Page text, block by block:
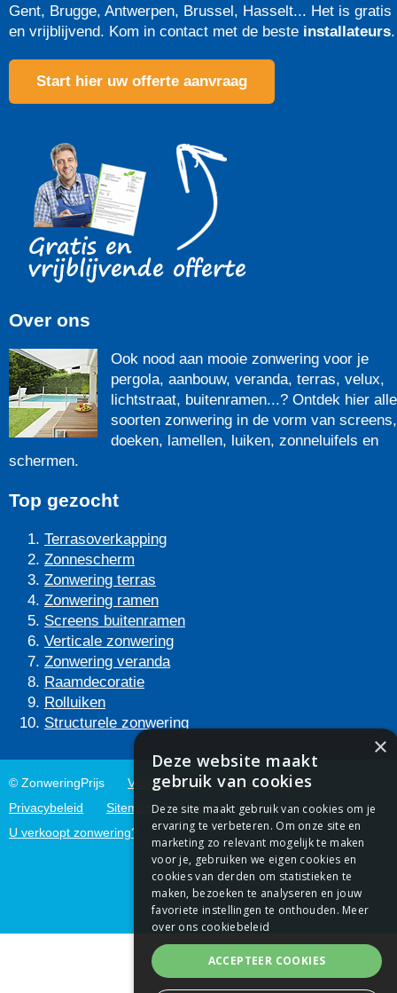
Gent, Brugge, Antwerpen, Brussel, Hasselt... Het is gratis
en vrijblijvend. Kom in contact met de beste installateurs.
Start hier uw offerte aanvraag
Over ons
Ook nood aan mooie zonwering voor je
pergola, aanbouw, veranda, terras, velux,
lichtstraat, buitenramen...? Ontdek hier alle
soorten zonwering in de vorm van screens,
doeken, lamellen, luiken, zonneluifels en
schermen.
Top gezocht
Terrasoverkapping
Zonnescherm
Zonwering terras
Zonwering ramen
Screens buitenramen
Verticale zonwering
Zonwering veranda
Raamdecoratie
Rolluiken
Structurele zonwering
© ZonweringPrijs Voorwaarden
Cookiebeleid
Privacybeleid
Sitemap Contact
Links
U verkoopt zonwering?
×
Deze website maakt
gebruik van cookies
Deze site maakt gebruik van cookies om je
ervaring te verbeteren. Om onze site en
marketing zo relevant mogelijk te maken
voor je, gebruiken we eigen cookies en
cookies van derden om statistieken te
maken, bezoeken te analyseren en jouw
favoriete instellingen te onthouden. Meer
over ons cookiebeleid
ACCEPTEER COOKIES